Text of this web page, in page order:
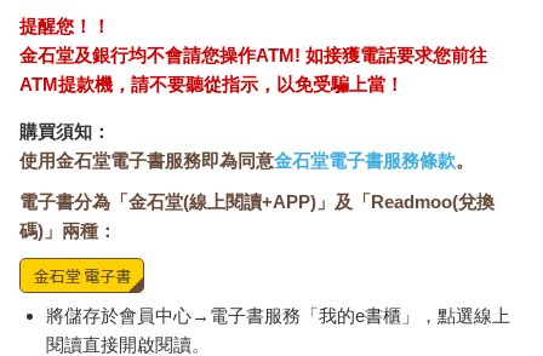
提醒您！！
金石堂及銀行均不會請您操作ATM! 如接獲電話要求您前往
ATM提款機，請不要聽從指示，以免受騙上當！
購買須知：
使用金石堂電子書服務即為同意金石堂電子書服務條款。
電子書分為「金石堂(線上閱讀+APP)」及「Readmoo(兌換
碼)」兩種：
將儲存於會員中心→電子書服務「我的e書櫃」，點選線上
閱讀直接開啟閱讀。